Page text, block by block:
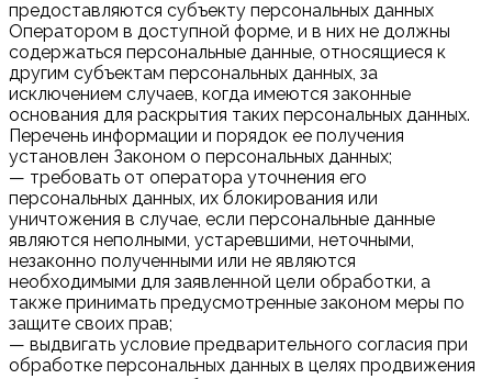
предоставляются субъекту персональных данных
Оператором в доступной форме, и в них не должны
содержаться персональные данные, относящиеся к
другим субъектам персональных данных, за
исключением случаев, когда имеются законные
основания для раскрытия таких персональных данных.
Перечень информации и порядок ее получения
установлен Законом о персональных данных;
— требовать от оператора уточнения его
персональных данных, их блокирования или
уничтожения в случае, если персональные данные
являются неполными, устаревшими, неточными,
незаконно полученными или не являются
необходимыми для заявленной цели обработки, а
также принимать предусмотренные законом меры по
защите своих прав;
— выдвигать условие предварительного согласия при
обработке персональных данных в целях продвижения